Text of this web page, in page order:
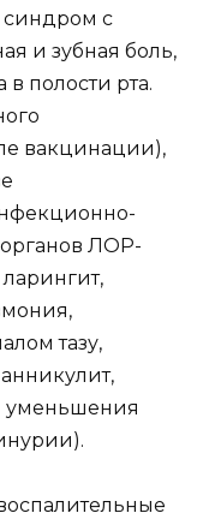
с
и зубная боль,
полости рта.
вакцинации),
ЛОР-
тазу,
уменьшения